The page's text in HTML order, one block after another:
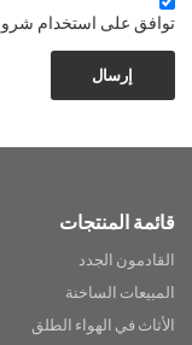
توافق على استخدام
إرسال
قائمة المنتجات
القادمون الجدد
المبيعات الساخنة
الأثاث في الهواء الطلق